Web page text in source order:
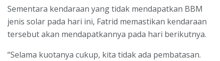
Sementara kendaraan yang tidak mendapatkan BBM
jenis solar pada hari ini, Fatrid memastikan kendaraan
tersebut akan mendapatkannya pada hari berikutnya.
“Selama kuotanya cukup, kita tidak ada pembatasan.